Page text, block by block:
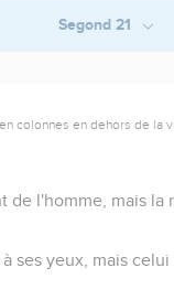
Segond 21
colonnes en dehors de la
de l'homme, mais
ses yeux, mais